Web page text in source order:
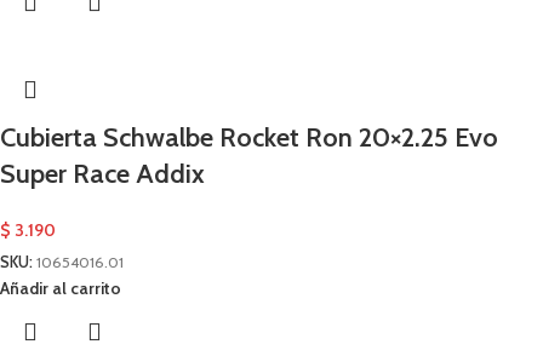
Cubierta Schwalbe Rocket Ron 20×2.25 Evo
Super Race Addix
$ 3.190
SKU: 10654016.01
Añadir al carrito